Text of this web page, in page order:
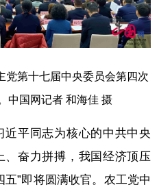
党第十七届中央委员会第四次
中国网记者 和海佳 摄
近平同志为核心的中共中央
、奋力拼搏，我国经济顶压
”即将圆满收官。农工党中